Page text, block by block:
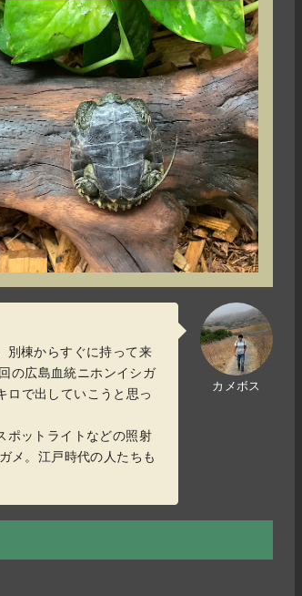
カメボス
別棟からすぐに持って来
の広島血統ニホンイシガ
ロで出していこうと思っ
ポットライトなどの照射
メ。江戸時代の人たちも